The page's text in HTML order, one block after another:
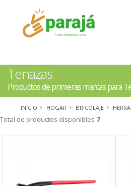
Tenazas
Productos de primeras marcas para
INICIO HOGAR BRICOLAJE
Total de productos disponibles 7